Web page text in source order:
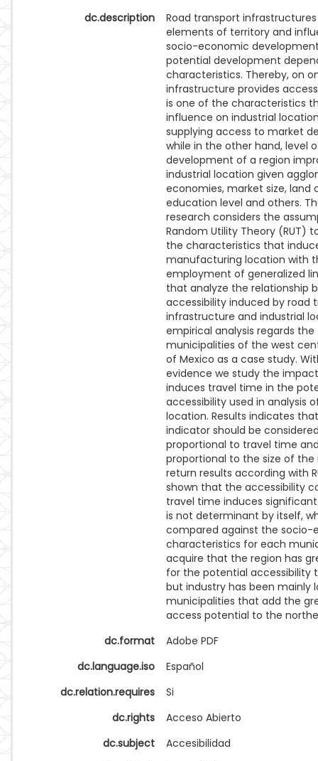
dc.description
Road transport
elements of territory and
socio-economic
potential development
characteristics. Thereby, on
infrastructure provides
is one of the characteristics
influence on industrial
supplying access to market
while in the other hand, level
development of a region
industrial location given
economies, market size, land
education level and others.
research considers the
Random Utility Theory (RUT)
the characteristics that
manufacturing location with
employment of generalized
that analyze the relationship
accessibility induced by road
infrastructure and industrial
empirical analysis regards the
municipalities of the west
of Mexico as a case study.
evidence we study the
induces travel time in the
accessibility used in analysis
location. Results indicates
indicator should be
proportional to travel time
proportional to the size of
return results according with
shown that the accessibility
travel time induces
is not determinant by itself,
compared against the socio-
characteristics for each
acquire that the region has
for the potential accessibility
but industry has been mainly
municipalities that add the
access potential to the
dc.format
Adobe PDF
dc.language.iso
Español
dc.relation.requires
Si
dc.rights
Acceso Abierto
dc.subject
Accesibilidad